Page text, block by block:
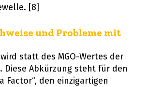
[8]
und Probleme mit
statt des MGO-Wertes der
Diese Abkürzung steht für den
Factor“, den einzigartigen